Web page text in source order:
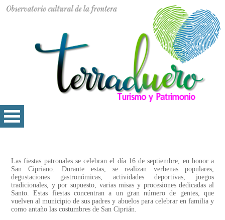
Las fiestas patronales se celebran el día 16 de septiembre, en honor a
San Cipriano. Durante estas, se realizan verbenas populares,
degustaciones gastronómicas, actividades deportivas, juegos
tradicionales, y por supuesto, varias misas y procesiones dedicadas al
Santo. Estas fiestas concentran a un gran número de gentes, que
vuelven al municipio de sus padres y abuelos para celebrar en familia y
como antaño las costumbres de San Ciprián.